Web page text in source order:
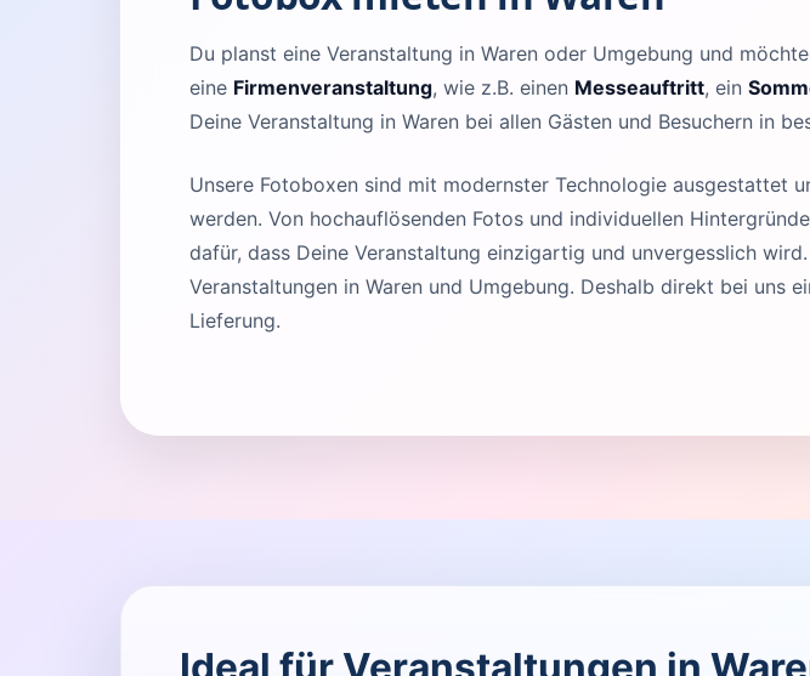
Du planst eine Veranstaltung in Waren oder Umgebung und
eine Firmenveranstaltung, wie z.B. einen Messeauftritt, ein
Deine Veranstaltung in Waren bei allen Gästen und Besuchern in
Unsere Fotoboxen sind mit modernster Technologie ausgestattet
werden. Von hochauflösenden Fotos und individuellen
dafür, dass Deine Veranstaltung einzigartig und unvergesslich
Veranstaltungen in Waren und Umgebung. Deshalb direkt bei uns
Lieferung.